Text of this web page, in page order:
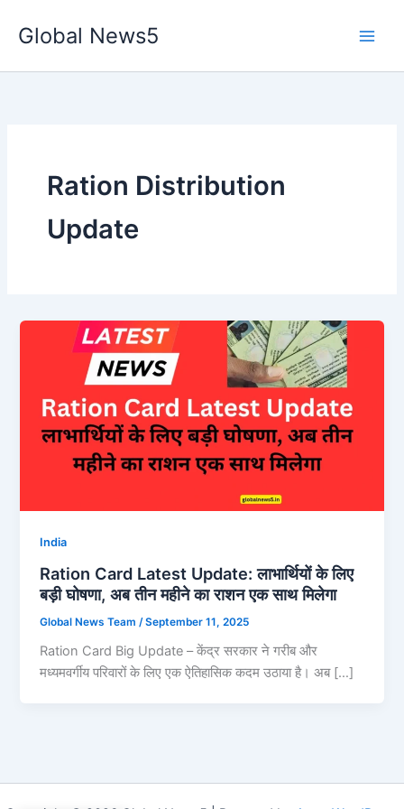
Global News5
Ration Distribution
Update
India
Ration Card Latest Update: लाभार्थियों के लिए
बड़ी घोषणा, अब तीन महीने का राशन एक साथ मिलेगा
Global News Team /September 11, 2025
Ration Card Big Update – केंद्र सरकार ने गरीब और
मध्यमवर्गीय परिवारों के लिए एक ऐतिहासिक कदम उठाया है। अब […]